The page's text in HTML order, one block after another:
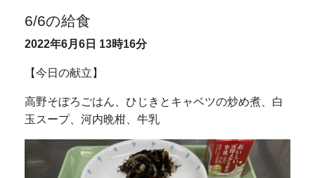
6/6の給食
2022年6月6日 13時16分
【今日の献立】
高野そぼろごはん、ひじきとキャベツの炒め煮、白
玉スープ、河内晩柑、牛乳